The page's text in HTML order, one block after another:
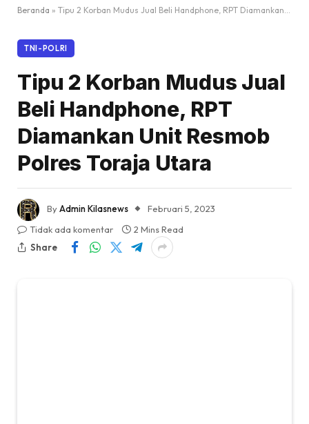
Beranda » Tipu 2 Korban Mudus Jual Beli Handphone, RPT Diamankan Unit Resmob Polres Toraja Utara
TNI-POLRI
Tipu 2 Korban Mudus Jual
Beli Handphone, RPT
Diamankan Unit Resmob
Polres Toraja Utara
ByAdmin Kilasnews
Februari 5, 2023
Tidak ada komentar
2 Mins Read
Share